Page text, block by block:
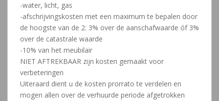
-water, licht, gas
-afschrijvingskosten met een maximum te bepalen door
de hoogste van de 2: 3% over de aanschafwaarde óf 3%
over de catastrale waarde
-10% van het meubilair
NIET AFTREKBAAR zijn kosten gemaakt voor
verbeteringen
Uiteraard dient u de kosten prorrato te verdelen en
mogen allen over de verhuurde periode afgetrokken